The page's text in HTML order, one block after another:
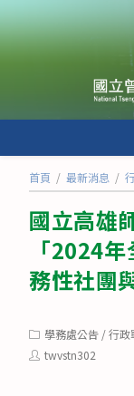
跳
轉
至
內
首頁 / 最新消息 /
國立高雄
「2024
務性社團
Post
category:
學務處公告 /行政
Posttwvstn302